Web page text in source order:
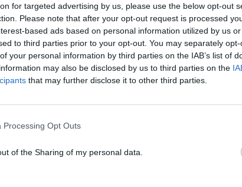
for targeted advertising by us, please use the below opt-out
Please note that after your opt-out request is processed
based ads based on personal information utilized by us
to third parties prior to your opt-out. You may separately
your personal information by third parties on the IAB’s list of
may also be disclosed by us to third parties on the
that may further disclose it to other third parties.
Processing Opt Outs
of the Sharing of my personal data.